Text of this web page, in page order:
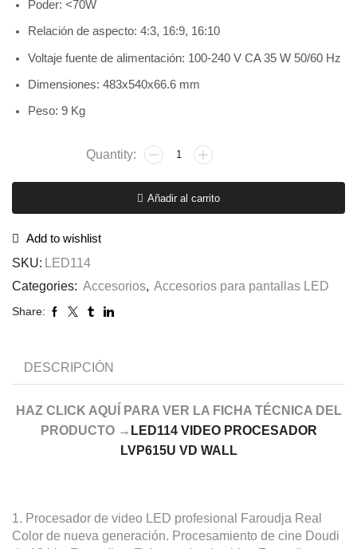
Poder: <70W
Relación de aspecto: 4:3, 16:9, 16:10
Voltaje fuente de alimentación: 100-240 V CA 35 W 50/60 Hz
Dimensiones: 483x540x66.6 mm
Peso: 9 Kg
Añadir al carrito
Add to wishlist
SKU: LED114
Categories: Accesorios, Accesorios para pantallas LED
Share:
DESCRIPCIÓN
HAZ CLICK AQUÍ PARA VER LA FICHA TÉCNICA DEL
PRODUCTO → LED114 VIDEO PROCESADOR
LVP615U VD WALL
1. Procesador de video LED profesional Faroudja Real
Color de nueva generación. Procesamiento de cine Doudi